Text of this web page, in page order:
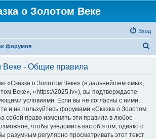
о Золотом Веке
Вход
форумов
Веке - Общие правила
«Сказка о Золотом Веке» (в дальнейшем «мы»,
Веке», «https://2025.lv»), вы подтверждаете
условиями. Если вы не согласны с ними,
и не пользуйтесь форумами «Сказка о Золотом
собой право изменять эти правила в любое
чтобы уведомить вас об этом, однако с
разумным регулярно просматривать этот текст